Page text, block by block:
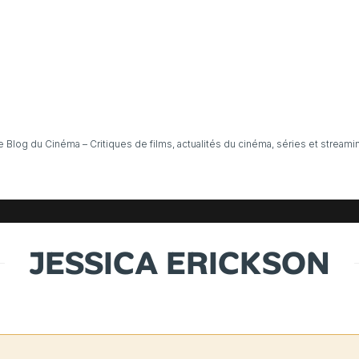
Blog du Cinéma – Critiques de films, actualités du cinéma, séries et
JESSICA ERICKSON